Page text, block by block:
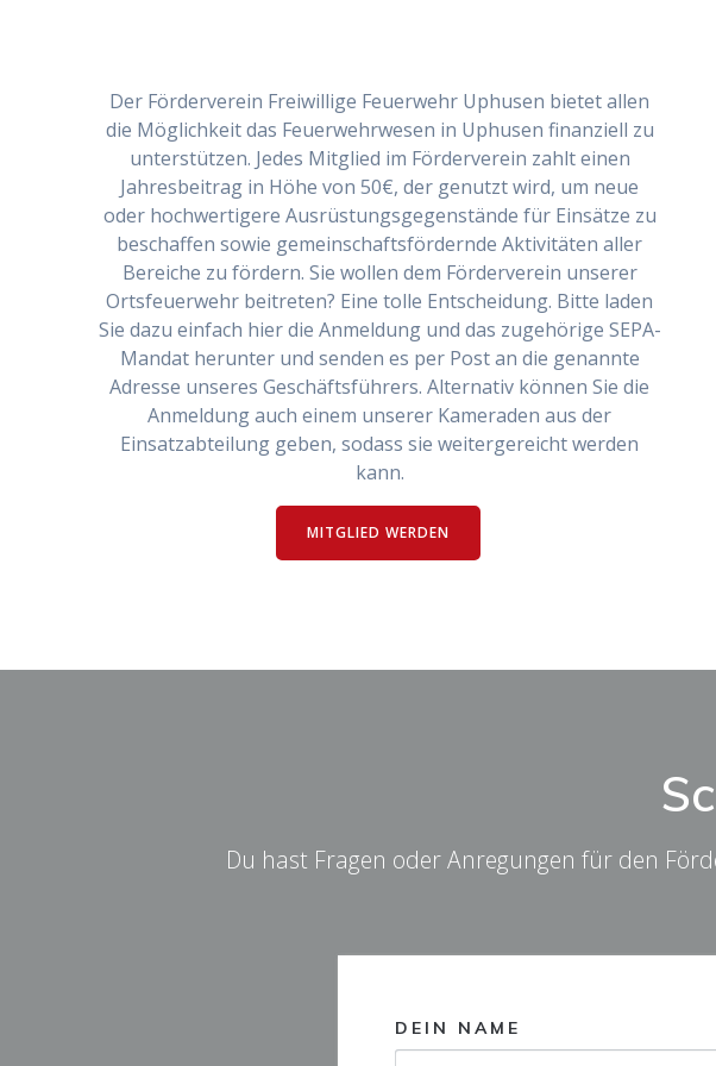
Der Förderverein Freiwillige Feuerwehr Uphusen bietet allen
die Möglichkeit das Feuerwehrwesen in Uphusen finanziell zu
unterstützen. Jedes Mitglied im Förderverein zahlt einen
Jahresbeitrag in Höhe von 50€, der genutzt wird, um neue
oder hochwertigere Ausrüstungsgegenstände für Einsätze zu
beschaffen sowie gemeinschaftsfördernde Aktivitäten aller
Bereiche zu fördern. Sie wollen dem Förderverein unserer
Ortsfeuerwehr beitreten? Eine tolle Entscheidung. Bitte laden
Sie dazu einfach hier die Anmeldung und das zugehörige SEPA-
Mandat herunter und senden es per Post an die genannte
Adresse unseres Geschäftsführers. Alternativ können Sie die
Anmeldung auch einem unserer Kameraden aus der
Einsatzabteilung geben, sodass sie weitergereicht werden
kann.
MITGLIED WERDEN
Du hast Fragen oder Anregungen für den
DEIN NAME